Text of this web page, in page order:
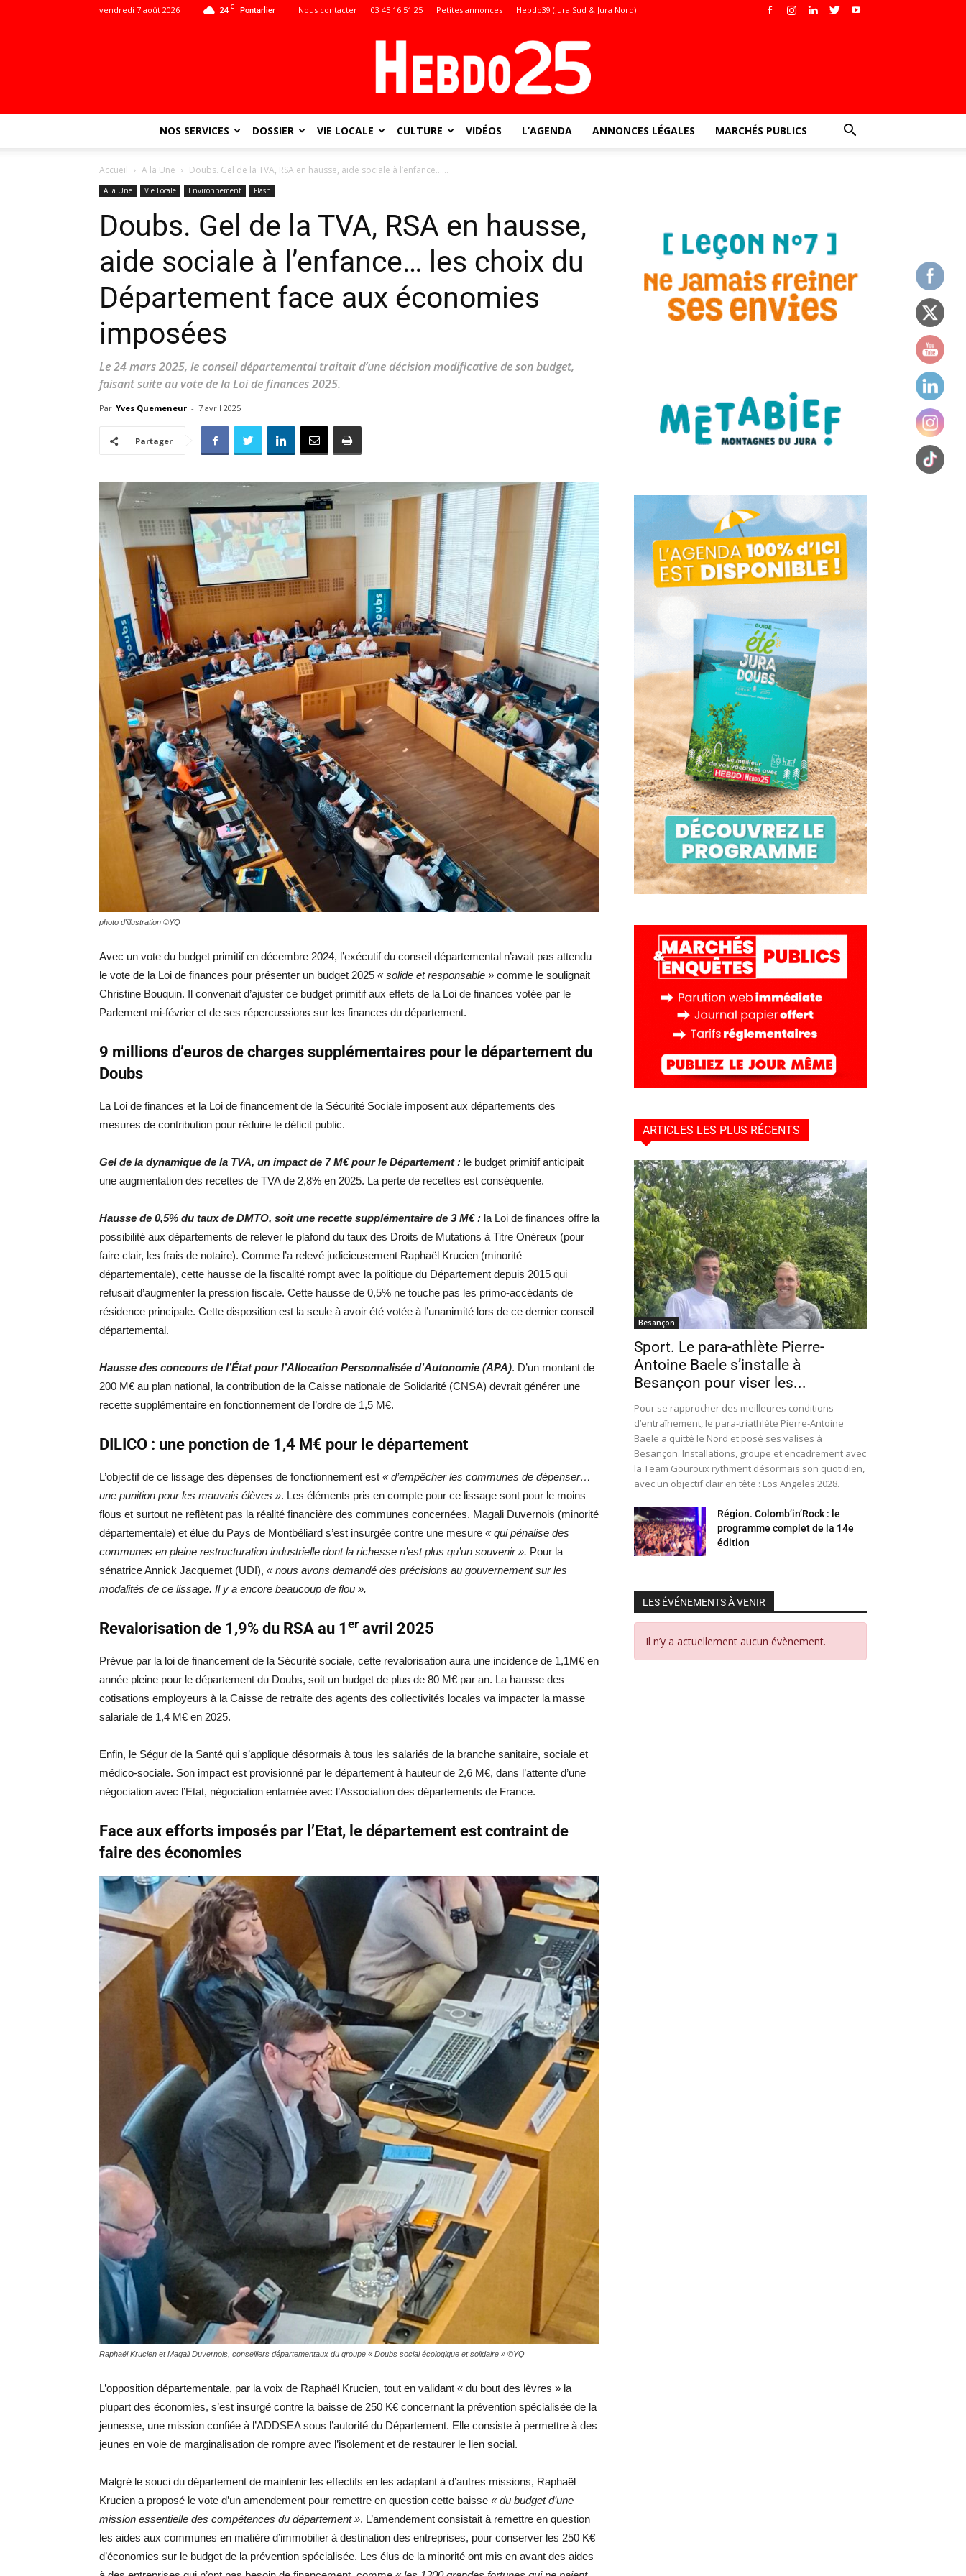
24 C Pontarlier
vendredi 7 août 2026 Nous contacter 03 45 16 51 25 Petites annonces Hebdo39 (Jura Sud & Jura Nord)
locale
–
Hebdo25
NOS SERVICES DOSSIER VIE LOCALE CULTURE VIDÉOS L’AGENDA ANNONCES LÉGALES MARCHÉS PUBLICS
Accueil A la Une Doubs. Gel de la TVA, RSA en hausse, aide sociale à l’enfance…...
A la Une Vie Locale Environnement Flash
Doubs. Gel de la TVA, RSA en hausse,
aide sociale à l’enfance… les choix du
Département face aux économies
imposées
Le 24 mars 2025, le conseil départemental traitait d’une décision modificative de son budget,
faisant suite au vote de la Loi de finances 2025.
Par Yves Quemeneur - 7 avril 2025
Partager
photo d'illustration ©YQ
Avec un vote du budget primitif en décembre 2024, l’exécutif du conseil départemental n’avait pas attendu
le vote de la Loi de finances pour présenter un budget 2025 « solide et responsable » comme le soulignait
Christine Bouquin. Il convenait d’ajuster ce budget primitif aux effets de la Loi de finances votée par le
Parlement mi-février et de ses répercussions sur les finances du département.
9 millions d’euros de charges supplémentaires pour le département du
Doubs
La Loi de finances et la Loi de financement de la Sécurité Sociale imposent aux départements des
mesures de contribution pour réduire le déficit public.
Gel de la dynamique de la TVA, un impact de 7 M€ pour le Département : le budget primitif anticipait
une augmentation des recettes de TVA de 2,8% en 2025. La perte de recettes est conséquente.
Hausse de 0,5% du taux de DMTO, soit une recette supplémentaire de 3 M€ : la Loi de finances offre la
possibilité aux départements de relever le plafond du taux des Droits de Mutations à Titre Onéreux (pour
faire clair, les frais de notaire). Comme l’a relevé judicieusement Raphaël Krucien (minorité
départementale), cette hausse de la fiscalité rompt avec la politique du Département depuis 2015 qui
refusait d’augmenter la pression fiscale. Cette hausse de 0,5% ne touche pas les primo-accédants de
résidence principale. Cette disposition est la seule à avoir été votée à l’unanimité lors de ce dernier conseil
départemental.
Hausse des concours de l’État pour l’Allocation Personnalisée d’Autonomie (APA). D’un montant de
200 M€ au plan national, la contribution de la Caisse nationale de Solidarité (CNSA) devrait générer une
recette supplémentaire en fonctionnement de l’ordre de 1,5 M€.
DILICO : une ponction de 1,4 M€ pour le département
L’objectif de ce lissage des dépenses de fonctionnement est « d’empêcher les communes de dépenser…
une punition pour les mauvais élèves ». Les éléments pris en compte pour ce lissage sont pour le moins
flous et surtout ne reflètent pas la réalité financière des communes concernées. Magali Duvernois (minorité
départementale) et élue du Pays de Montbéliard s’est insurgée contre une mesure « qui pénalise des
communes en pleine restructuration industrielle dont la richesse n’est plus qu’un souvenir ». Pour la
sénatrice Annick Jacquemet (UDI), « nous avons demandé des précisions au gouvernement sur les
modalités de ce lissage. Il y a encore beaucoup de flou ».
Revalorisation de 1,9% du RSA au 1 er avril 2025
Prévue par la loi de financement de la Sécurité sociale, cette revalorisation aura une incidence de 1,1M€ en
année pleine pour le département du Doubs, soit un budget de plus de 80 M€ par an. La hausse des
cotisations employeurs à la Caisse de retraite des agents des collectivités locales va impacter la masse
salariale de 1,4 M€ en 2025.
Enfin, le Ségur de la Santé qui s’applique désormais à tous les salariés de la branche sanitaire, sociale et
médico-sociale. Son impact est provisionné par le département à hauteur de 2,6 M€, dans l’attente d’une
négociation avec l’Etat, négociation entamée avec l’Association des départements de France.
Face aux efforts imposés par l’Etat, le département est contraint de
faire des économies
Raphaël Krucien et Magali Duvernois, conseillers départementaux du groupe « Doubs social écologique et solidaire » ©YQ
L’opposition départementale, par la voix de Raphaël Krucien, tout en validant « du bout des lèvres » la
plupart des économies, s’est insurgé contre la baisse de 250 K€ concernant la prévention spécialisée de la
jeunesse, une mission confiée à l’ADDSEA sous l’autorité du Département. Elle consiste à permettre à des
jeunes en voie de marginalisation de rompre avec l’isolement et de restaurer le lien social.
Malgré le souci du département de maintenir les effectifs en les adaptant à d’autres missions, Raphaël
Krucien a proposé le vote d’un amendement pour remettre en question cette baisse « du budget d’une
mission essentielle des compétences du département ». L’amendement consistait à remettre en question
les aides aux communes en matière d’immobilier à destination des entreprises, pour conserver les 250 K€
d’économies sur le budget de la prévention spécialisée. Les élus de la minorité ont mis en avant des aides
ARTICLES LES PLUS RÉCENTS
Besançon
Sport. Le para-athlète Pierre-
Antoine Baele s’installe à
Besançon pour viser les...
Pour se rapprocher des meilleures conditions
d’entraînement, le para-triathlète Pierre-Antoine
Baele a quitté le Nord et posé ses valises à
Besançon. Installations, groupe et encadrement avec
la Team Gouroux rythment désormais son quotidien,
avec un objectif clair en tête : Los Angeles 2028.
Région. Colomb’in’Rock : le
programme complet de la 14e
édition
LES ÉVÉNEMENTS À VENIR
Il n’y a actuellement aucun évènement.